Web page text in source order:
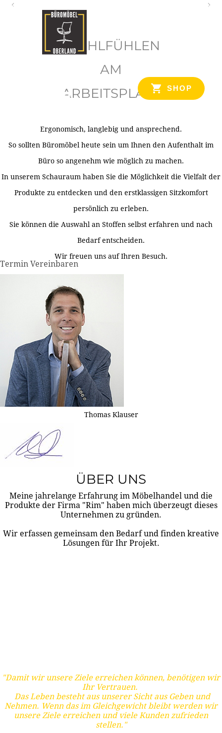
SHOP
WOHLFÜHLEN
AM
ARBEITSPLATZ
Ergonomisch, langlebig und ansprechend.
So sollten Büromöbel heute sein um Ihnen den Aufenthalt im
Büro so angenehm wie möglich zu machen.
In unserem Schauraum haben Sie die Möglichkeit die Vielfalt der
Produkte zu entdecken und den erstklassigen Sitzkomfort
persönlich zu erleben.
Sie können die Auswahl an Stoffen selbst erfahren und nach
Bedarf entscheiden.
Wir freuen uns auf Ihren Besuch.
Termin Vereinbaren
Thomas Klauser
ÜBER UNS
Meine jahrelange Erfahrung im Möbelhandel und die
Produkte der Firma "Rim" haben mich überzeugt dieses
Unternehmen zu gründen.
Wir erfassen gemeinsam den Bedarf und finden kreative
Lösungen für Ihr Projekt.
"Damit wir unsere Ziele erreichen können, benötigen wir
Ihr Vertrauen.
Das Leben besteht aus unserer Sicht aus Geben und
Nehmen. Wenn das im Gleichgewicht bleibt werden wir
unsere Ziele erreichen und viele Kunden zufrieden
stellen."